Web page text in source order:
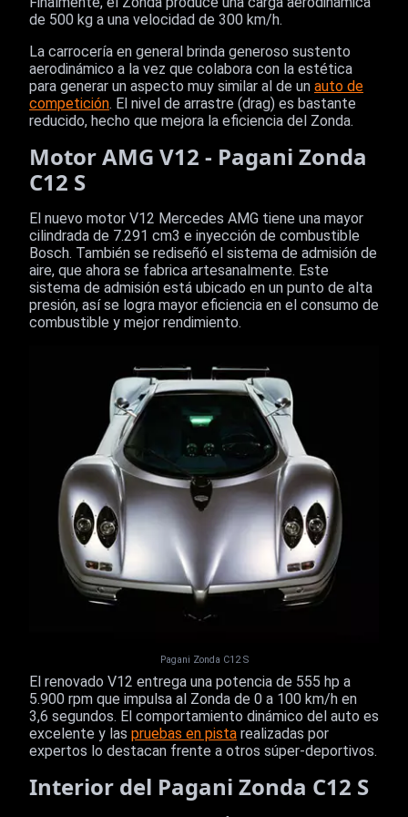
de 500 kg a una velocidad de 300 km/h.
La carrocería en general brinda generoso sustento
aerodinámico a la vez que colabora con la estética
para generar un aspecto muy similar al de un auto de
competición. El nivel de arrastre (drag) es bastante
reducido, hecho que mejora la eficiencia del Zonda.
Motor AMG V12 - Pagani Zonda
C12 S
El nuevo motor V12 Mercedes AMG tiene una mayor
cilindrada de 7.291 cm3 e inyección de combustible
Bosch. También se rediseñó el sistema de admisión de
aire, que ahora se fabrica artesanalmente. Este
sistema de admisión está ubicado en un punto de alta
presión, así se logra mayor eficiencia en el consumo de
combustible y mejor rendimiento.
Pagani Zonda C12 S
El renovado V12 entrega una potencia de 555 hp a
5.900 rpm que impulsa al Zonda de 0 a 100 km/h en
3,6 segundos. El comportamiento dinámico del auto es
excelente y las pruebas en pista realizadas por
expertos lo destacan frente a otros súper-deportivos.
Interior del Pagani Zonda C12 S